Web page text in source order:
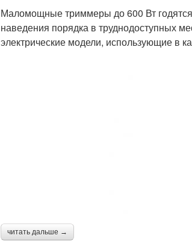
Маломощные триммеры до 600 Вт
наведения порядка в труднодоступных
электрические модели, использующие в
читать дальше →